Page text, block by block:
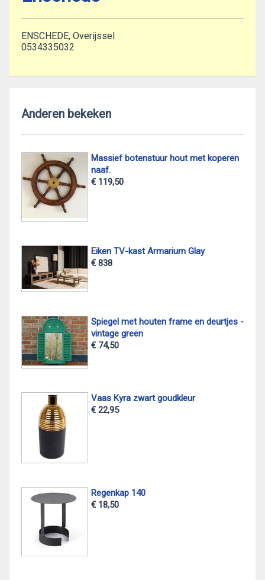
ENSCHEDE, Overijssel
0534335032
Anderen bekeken
Massief botenstuur hout met koperen
naaf.
€ 119,50
Eiken TV-kast Armarium Glay
€ 838
Spiegel met houten frame en deurtjes -
vintage green
€ 74,50
Vaas Kyra zwart goudkleur
€ 22,95
Regenkap 140
€ 18,50